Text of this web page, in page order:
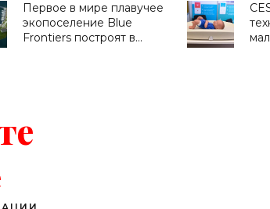
Первое в мире плавучее
экопоселение Blue
Frontiers построят в